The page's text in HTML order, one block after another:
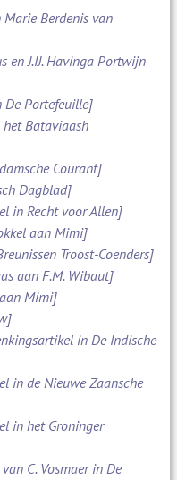
Berdenis van
en J.IJ. Havinga Portwijn
De Portefeuille]
Bataviaash
Courant]
Dagblad]
in Recht voor Allen]
aan Mimi]
Troost-Coenders]
aan F.M. Wibaut]
Mimi]
in De Indische
in de Nieuwe Zaansche
in het Groninger
C. Vosmaer in De